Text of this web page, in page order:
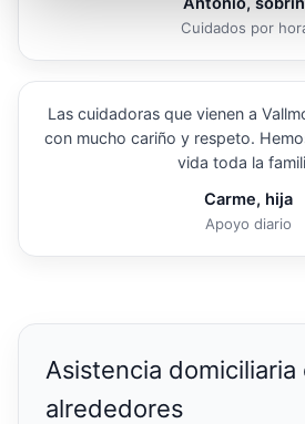
Cuidados por
Las cuidadoras que vienen a
con mucho cariño y respeto.
vida toda la
Carme, hija
Apoyo diario
Asistencia domiciliaria
alrededores